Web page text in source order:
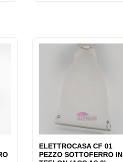
ELETTROCASA CF 01
PEZZO SOTTOFERRO IN